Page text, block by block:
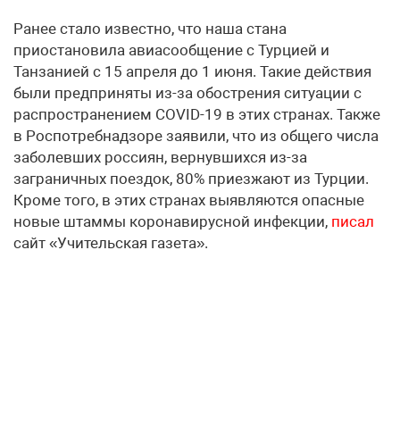
Ранее стало известно, что наша стана
приостановила авиасообщение с Турцией и
Танзанией с 15 апреля до 1 июня. Такие действия
были предприняты из-за обострения ситуации с
распространением COVID-19 в этих странах. Также
в Роспотребнадзоре заявили, что из общего числа
заболевших россиян, вернувшихся из-за
заграничных поездок, 80% приезжают из Турции.
Кроме того, в этих странах выявляются опасные
новые штаммы коронавирусной инфекции, писал
сайт «Учительская газета».